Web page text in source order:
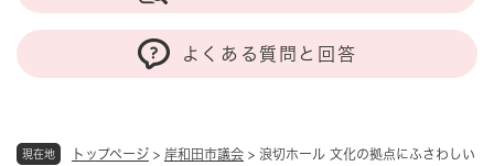
現在地 トップページ > 岸和田市議会 > 浪切ホール 文化の拠点にふさわしい
よくある質問と回答